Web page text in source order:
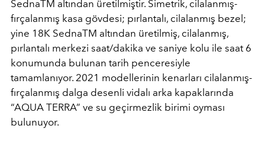
SednaTM altından üretilmiştir. Simetrik, cilalanmış-
fırçalanmış kasa gövdesi; pırlantalı, cilalanmış bezel;
yine 18K SednaTM altından üretilmiş, cilalanmış,
pırlantalı merkezi saat/dakika ve saniye kolu ile saat 6
konumunda bulunan tarih penceresiyle
tamamlanıyor. 2021 modellerinin kenarları cilalanmış-
fırçalanmış dalga desenli vidalı arka kapaklarında
“AQUA TERRA” ve su geçirmezlik birimi oyması
bulunuyor.